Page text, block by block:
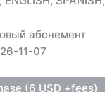
абонемент
11-07